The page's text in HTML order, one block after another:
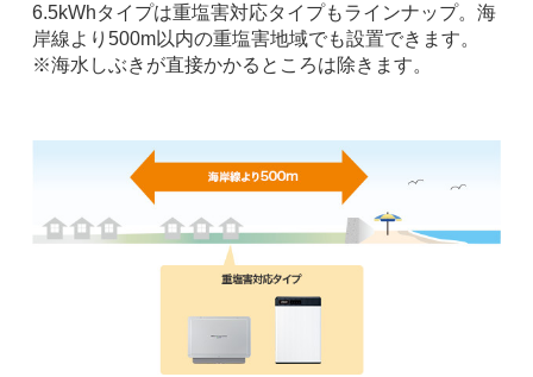
6.5kWhタイプは重塩害対応タイプもラインナップ。海
岸線より500m以内の重塩害地域でも設置できます。
※海水しぶきが直接かかるところは除きます。